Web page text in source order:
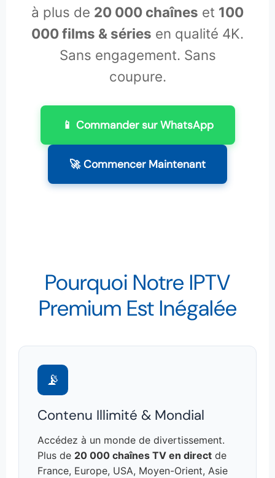
à plus de 20 000 chaînes et 100
000 films & séries en qualité 4K.
Sans engagement. Sans
coupure.
📱 Commander sur WhatsApp
🚀 Commencer Maintenant
Pourquoi Notre IPTV
Premium Est Inégalée
📡
Contenu Illimité & Mondial
Accédez à un monde de divertissement.
Plus de 20 000 chaînes TV en direct de
France, Europe, USA, Moyen-Orient, Asie